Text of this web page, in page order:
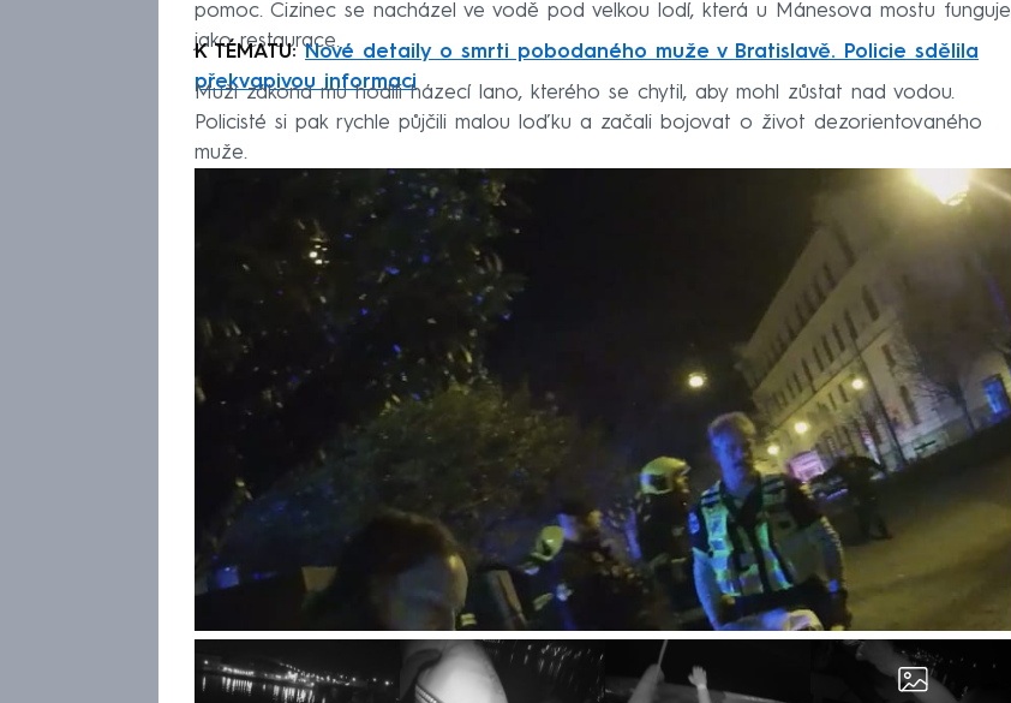
pomoc. Cizinec se nacházel ve vodě pod velkou lodí, která u Mánesova mostu funguje
jako restaurace.
K TÉMATU:Nové detaily o smrti pobodaného muže v Bratislavě. Policie sdělila
překvapivou informaci
Muži zákona mu hodili házecí lano, kterého se chytil, aby mohl zůstat nad vodou.
Policisté si pak rychle půjčili malou loďku a začali bojovat o život dezorientovaného
muže.